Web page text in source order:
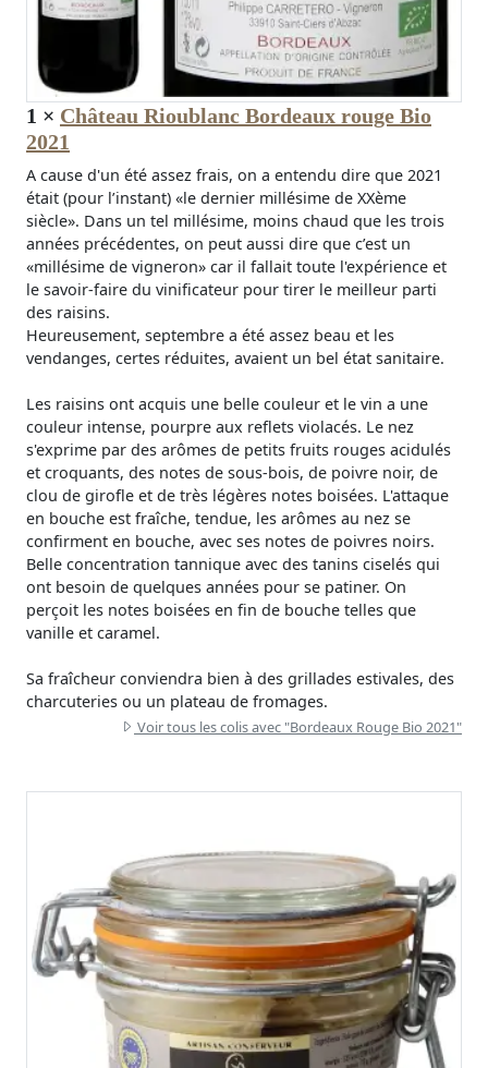
1 × Château Rioublanc Bordeaux rouge Bio
2021
A cause d'un été assez frais, on a entendu dire que 2021
était (pour l’instant) «le dernier millésime de XXème
siècle». Dans un tel millésime, moins chaud que les trois
années précédentes, on peut aussi dire que c’est un
«millésime de vigneron» car il fallait toute l'expérience et
le savoir-faire du vinificateur pour tirer le meilleur parti
des raisins.
Heureusement, septembre a été assez beau et les
vendanges, certes réduites, avaient un bel état sanitaire.
Les raisins ont acquis une belle couleur et le vin a une
couleur intense, pourpre aux reflets violacés. Le nez
s'exprime par des arômes de petits fruits rouges acidulés
et croquants, des notes de sous-bois, de poivre noir, de
clou de girofle et de très légères notes boisées. L'attaque
en bouche est fraîche, tendue, les arômes au nez se
confirment en bouche, avec ses notes de poivres noirs.
Belle concentration tannique avec des tanins ciselés qui
ont besoin de quelques années pour se patiner. On
perçoit les notes boisées en fin de bouche telles que
vanille et caramel.
Sa fraîcheur conviendra bien à des grillades estivales, des
charcuteries ou un plateau de fromages.
Voir tous les colis avec "Bordeaux Rouge Bio 2021"